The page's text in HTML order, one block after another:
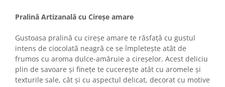
Patiserie congelata
Pizza congelata
Baton Cookie congelat
Cheesecake congelat
Horeca
Pralină Artizanală cu Cireșe amare
Gustoasa pralină cu cireșe amare te răsfață cu gustul
intens de ciocolată neagră ce se împletește atât de
frumos cu aroma dulce-amăruie a cireșelor. Acest deliciu
plin de savoare și finețe te cucerește atât cu aromele și
texturile sale, cât și cu aspectul delicat, decorat cu motive